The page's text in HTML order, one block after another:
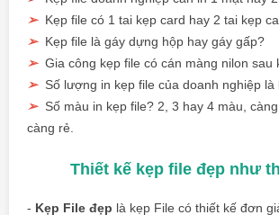
➢ Kẹp file có 1 tai kẹp card hay 2 tai kẹp
➢ Kẹp file là gáy dựng hộp hay gáy gấp?
➢ Gia công kẹp file có cán màng nilon sau
➢ Số lượng in kẹp file của doanh nghiệp là
➢ Số màu in kẹp file? 2, 3 hay 4 màu,
càng rẻ.
Thiết kế kẹp file đẹp như
- Kẹp File đẹp là kẹp File có thiết kế đơn